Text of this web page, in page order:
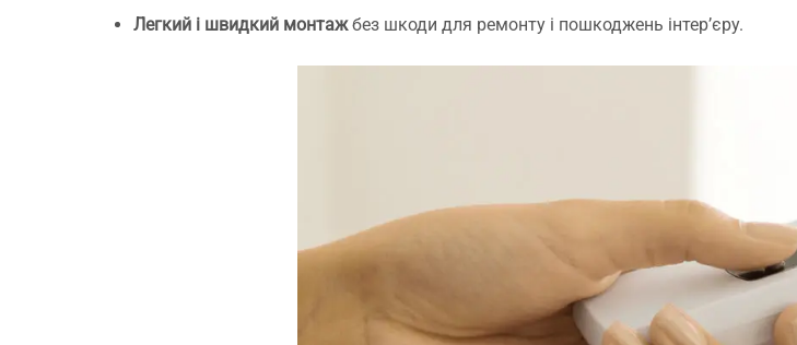
Легкий і швидкий монтажбез шкоди для ремонту і пошкоджень інтер’єру.